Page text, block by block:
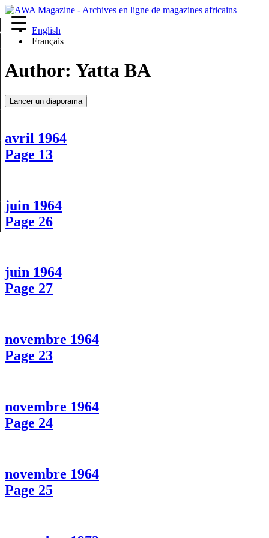
English
Français
Author: Yatta BA
Lancer un diaporama
avril 1964
Page 13
juin 1964
Page 26
juin 1964
Page 27
novembre 1964
Page 23
novembre 1964
Page 24
novembre 1964
Page 25